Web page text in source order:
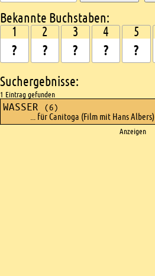
Bekannte Buchstaben:
1 2 3 4 5
Suchergebnisse:
1 Eintrag gefunden
WASSER (6)
... für Canitoga (Film mit Hans Albers)
Anzeigen